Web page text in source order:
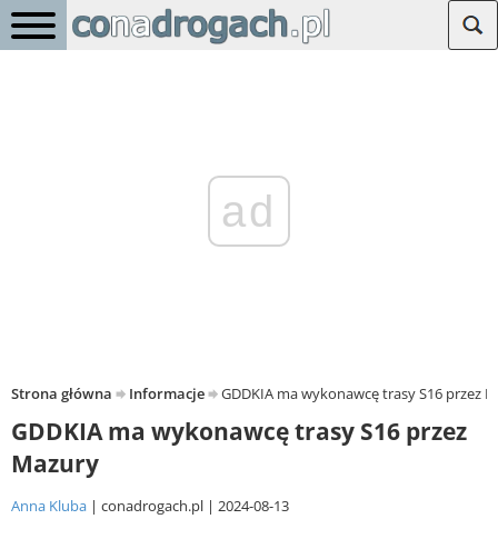
ad
Strona główna Informacje GDDKIA ma wykonawcę trasy S16 przez
GDDKIA ma wykonawcę trasy S16 przez
Mazury
Anna Kluba conadrogach.pl 2024-08-13